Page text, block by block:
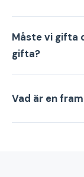
Måste vi gifta
gifta?
Vad är en